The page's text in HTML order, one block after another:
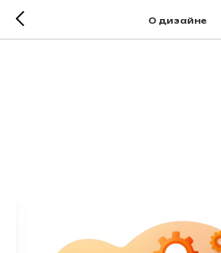
О дизайне